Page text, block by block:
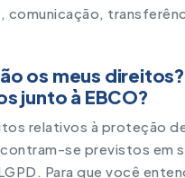
comunicação,
os meus
junto à EBCO?
relativos à proteção
se previstos em
Para que você